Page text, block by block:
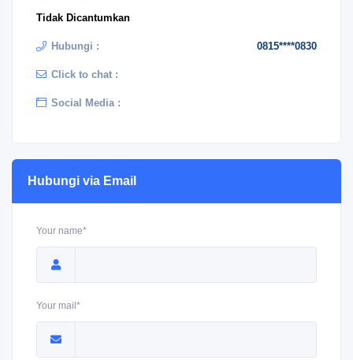
Tidak Dicantumkan
Hubungi : 0815****0830
Click to chat :
Social Media :
Hubungi via Email
Your name*
Your mail*